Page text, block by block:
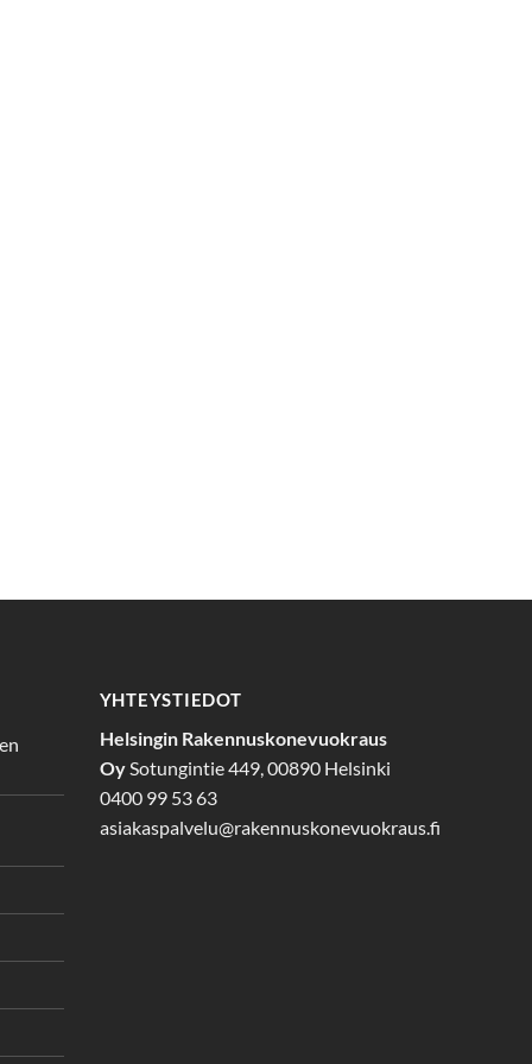
YHTEYSTIEDOT
Helsingin Rakennuskonevuokraus
OySotungintie 449, 00890 Helsinki
0400 99 53 63
asiakaspalvelu@rakennuskonevuokraus.fi